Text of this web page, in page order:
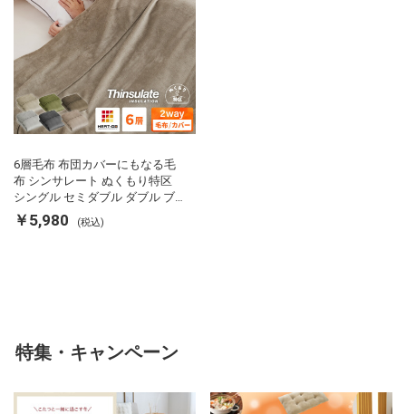
6層毛布 布団カバーにもなる毛
布 シンサレート ぬくもり特区
シングル セミダブル ダブル ブ
ランケット 掛け布団カバー フラ
ンネル 保温 蓄熱 吸湿 発熱 断熱
￥5,980 (税込)
特集・キャンペーン